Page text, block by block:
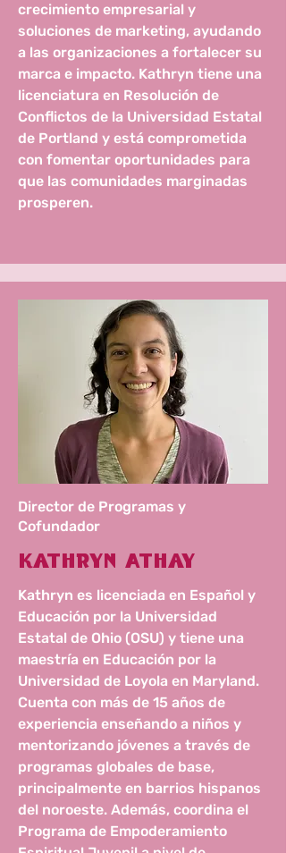
crecimiento empresarial y
soluciones de marketing, ayudando
a las organizaciones a fortalecer su
marca e impacto. Kathryn tiene una
licenciatura en Resolución de
Conflictos de la Universidad Estatal
de Portland y está comprometida
con fomentar oportunidades para
que las comunidades marginadas
prosperen.
Director de Programas y
Cofundador
Kathryn Athay
Kathryn es licenciada en Español y
Educación por la Universidad
Estatal de Ohio (OSU) y tiene una
maestría en Educación por la
Universidad de Loyola en Maryland.
Cuenta con más de 15 años de
experiencia enseñando a niños y
mentorizando jóvenes a través de
programas globales de base,
principalmente en barrios hispanos
del noroeste. Además, coordina el
Programa de Empoderamiento